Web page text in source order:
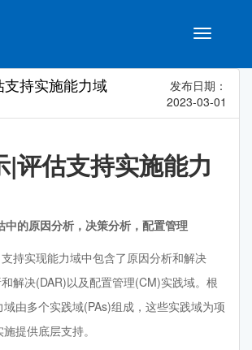
Toggle
持实施能力域
发布日期：
2023-03-01
|评估支持实施能力
中的原因分析，决策分析，配置管理
持实现能力域中包含了原因分析和解决
解决(DAR)以及配置管理(CM)实践域。根
由多个实践域(PAs)组成，这些实践域为项
提供底层支持。